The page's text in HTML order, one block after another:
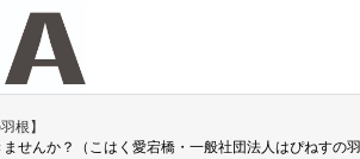
根】
せんか？（こはく愛宕橋・一般社団法人はぴねすの羽